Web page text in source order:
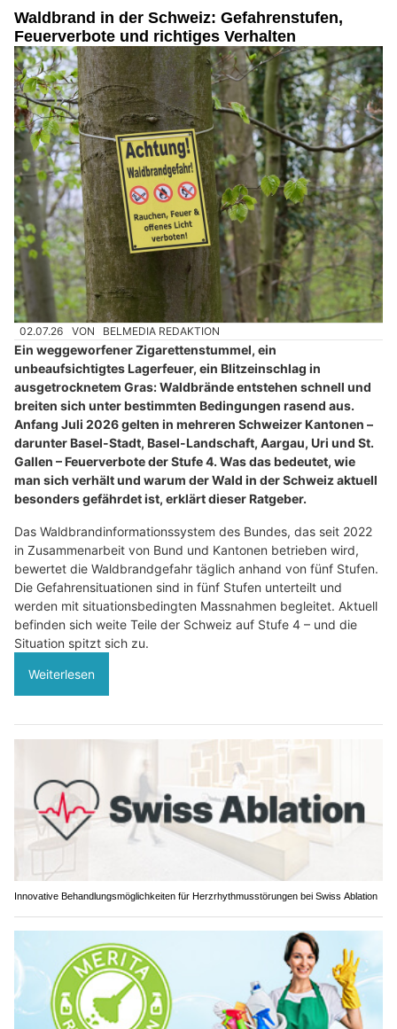
Waldbrand in der Schweiz: Gefahrenstufen,
Feuerverbote und richtiges Verhalten
02.07.26 VON BELMEDIA REDAKTION
Ein weggeworfener Zigarettenstummel, ein
unbeaufsichtigtes Lagerfeuer, ein Blitzeinschlag in
ausgetrocknetem Gras: Waldbrände entstehen schnell und
breiten sich unter bestimmten Bedingungen rasend aus.
Anfang Juli 2026 gelten in mehreren Schweizer Kantonen –
darunter Basel-Stadt, Basel-Landschaft, Aargau, Uri und St.
Gallen – Feuerverbote der Stufe 4. Was das bedeutet, wie
man sich verhält und warum der Wald in der Schweiz aktuell
besonders gefährdet ist, erklärt dieser Ratgeber.
Das Waldbrandinformationssystem des Bundes, das seit 2022
in Zusammenarbeit von Bund und Kantonen betrieben wird,
bewertet die Waldbrandgefahr täglich anhand von fünf Stufen.
Die Gefahrensituationen sind in fünf Stufen unterteilt und
werden mit situationsbedingten Massnahmen begleitet. Aktuell
befinden sich weite Teile der Schweiz auf Stufe 4 – und die
Situation spitzt sich zu.
Weiterlesen
Innovative Behandlungsmöglichkeiten für Herzrhythmusstörungen bei Swiss Ablation